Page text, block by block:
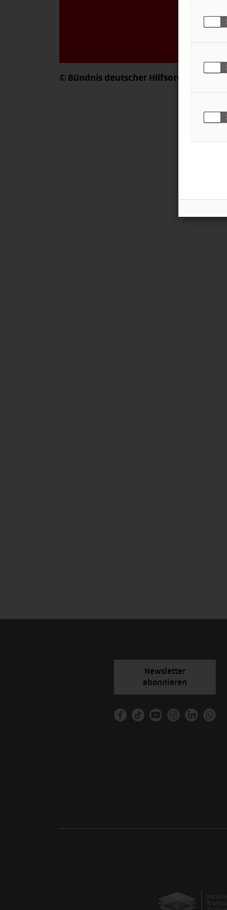
Jetzt
© Bündnis deutscher
Newsletter
abonnieren